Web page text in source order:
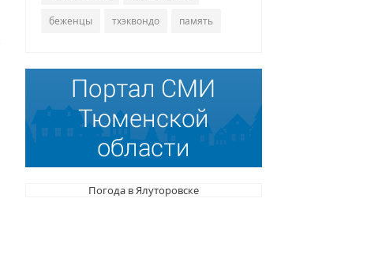
беженцы тхэквондо память
Погода в Ялуторовске